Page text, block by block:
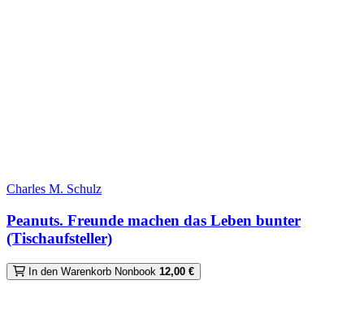
Charles M. Schulz
Peanuts. Freunde machen das Leben bunter
(Tischaufsteller)
In den Warenkorb Nonbook 12,00 €